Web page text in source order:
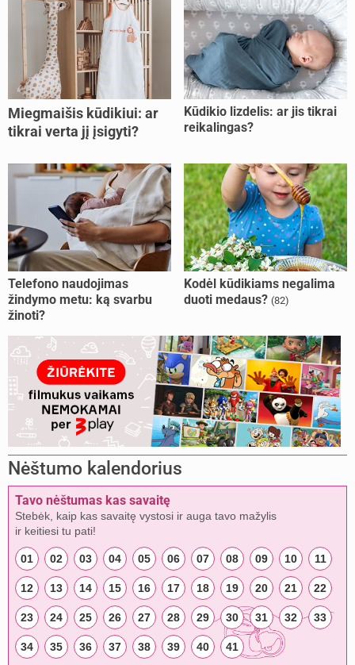
Miegmaišis kūdikiui: ar
tikrai verta jį įsigyti?
Kūdikio lizdelis: ar jis tikrai
reikalingas?
Telefono naudojimas
žindymo metu: ką svarbu
žinoti?
Kodėl kūdikiams negalima
duoti medaus? (82)
Nėštumo kalendorius
Tavo nėštumas kas savaitę
Stebėk, kaip kas savaitę vystosi ir auga tavo mažylis
ir keitiesi tu pati!
01 02 03 04 05 06 07 08 09 10 11
12 13 14 15 16 17 18 19 20 21 22
23 24 25 26 27 28 29 30 31 32 33
34 35 36 37 38 39 40 41